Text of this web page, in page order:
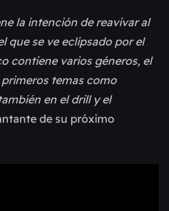
la intención de reavivar al
que se ve eclipsado por el
contiene varios géneros, el
primeros temas como
en el drill y el
de su próximo